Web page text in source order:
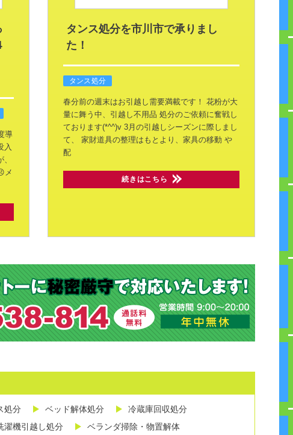
導
入
メ
タンス処分を市川市で承りまし
た！
タンス処分
春分前の週末はお引越し需要満載です！ 花粉が大
量に舞う中、引越し不用品 処分のご依頼に奮戦し
ております(*^^)v 3月の引越しシーズンに際しまし
て、
家財道具の整理はもとより、家具の移動 や
配
続きはこちら
処分 ベッド解体処分
冷蔵庫回収処分
濯機引越し処分
ベランダ掃除・物置解体